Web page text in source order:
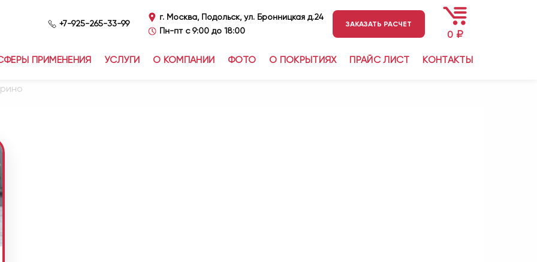
+7-925-265-33-99
г. Москва, Подольск, ул. Бронницкая д.24
Пн-пт с 9:00 до 18:00
ЗАКАЗАТЬ РАСЧЕТ
0₽
ПРИМЕНЕНИЯ УСЛУГИ О КОМПАНИИ ФОТО О ПОКРЫТИЯХ ПРАЙС ЛИСТ КОНТАКТЫ